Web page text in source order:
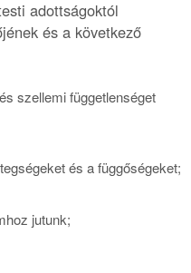
adottságoktól
és a következő
szellemi függetlenséget
és a függőségeket;
jutunk;